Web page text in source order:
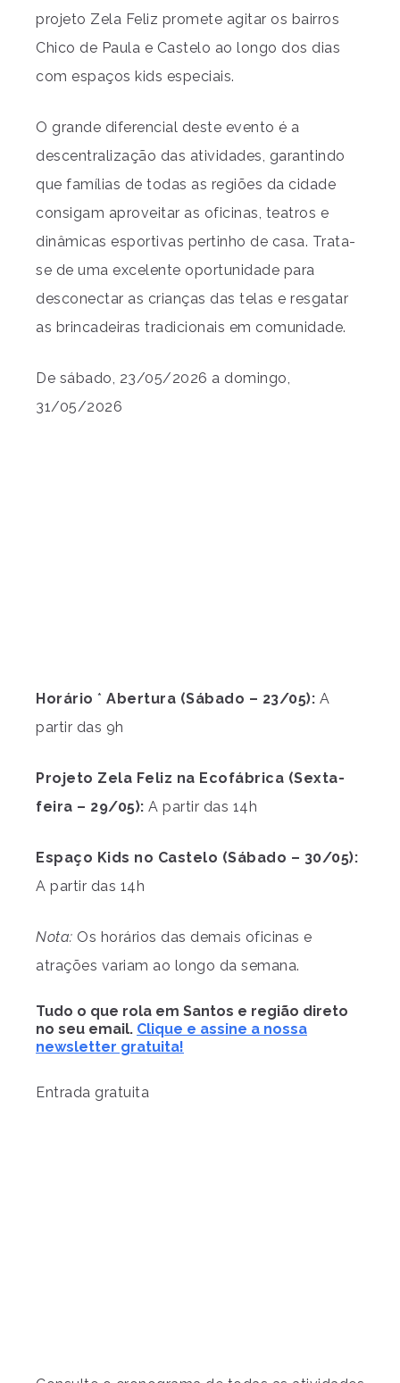
projeto Zela Feliz promete agitar os bairros
Chico de Paula e Castelo ao longo dos dias
com espaços kids especiais.
O grande diferencial deste evento é a
descentralização das atividades, garantindo
que famílias de todas as regiões da cidade
consigam aproveitar as oficinas, teatros e
dinâmicas esportivas pertinho de casa. Trata-
se de uma excelente oportunidade para
desconectar as crianças das telas e resgatar
as brincadeiras tradicionais em comunidade.
De sábado, 23/05/2026 a domingo,
31/05/2026
Horário * Abertura (Sábado – 23/05): A
partir das 9h
Projeto Zela Feliz na Ecofábrica (Sexta-
feira – 29/05): A partir das 14h
Espaço Kids no Castelo (Sábado – 30/05):
A partir das 14h
Nota: Os horários das demais oficinas e
atrações variam ao longo da semana.
Tudo o que rola em Santos e região direto
no seu email. Clique e assine a nossa
newsletter gratuita!
Entrada gratuita